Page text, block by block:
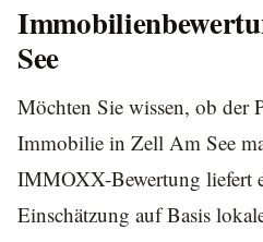
See
Möchten Sie wissen, ob der
Immobilie in Zell Am See
IMMOXX-Bewertung liefert
Einschätzung auf Basis